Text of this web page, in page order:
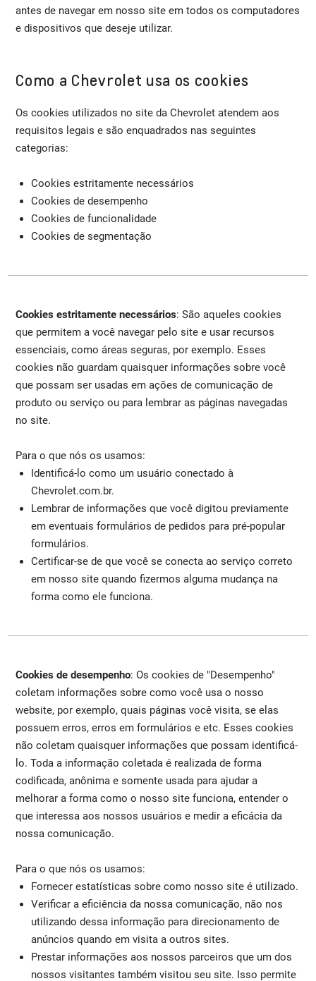
antes de navegar em nosso site em todos os computadores
e dispositivos que deseje utilizar.
Como a Chevrolet usa os cookies
Os cookies utilizados no site da Chevrolet atendem aos
requisitos legais e são enquadrados nas seguintes
categorias:
Cookies estritamente necessários
Cookies de desempenho
Cookies de funcionalidade
Cookies de segmentação
Cookies estritamente necessários: São aqueles cookies
que permitem a você navegar pelo site e usar recursos
essenciais, como áreas seguras, por exemplo. Esses
cookies não guardam quaisquer informações sobre você
que possam ser usadas em ações de comunicação de
produto ou serviço ou para lembrar as páginas navegadas
no site.
Para o que nós os usamos:
Identificá-lo como um usuário conectado à
Chevrolet.com.br.
Lembrar de informações que você digitou previamente
em eventuais formulários de pedidos para pré-popular
formulários.
Certificar-se de que você se conecta ao serviço correto
em nosso site quando fizermos alguma mudança na
forma como ele funciona.
Cookies de desempenho: Os cookies de "Desempenho"
coletam informações sobre como você usa o nosso
website, por exemplo, quais páginas você visita, se elas
possuem erros, erros em formulários e etc. Esses cookies
não coletam quaisquer informações que possam identificá-
lo. Toda a informação coletada é realizada de forma
codificada, anônima e somente usada para ajudar a
melhorar a forma como o nosso site funciona, entender o
que interessa aos nossos usuários e medir a eficácia da
nossa comunicação.
Para o que nós os usamos:
Fornecer estatísticas sobre como nosso site é utilizado.
Verificar a eficiência da nossa comunicação, não nos
utilizando dessa informação para direcionamento de
anúncios quando em visita a outros sites.
Prestar informações aos nossos parceiros que um dos
nossos visitantes também visitou seu site. Isso permite